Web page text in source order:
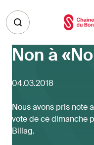
Non à
04.03.2018
Nous avons pris note
vote de ce dimanche
Billag.